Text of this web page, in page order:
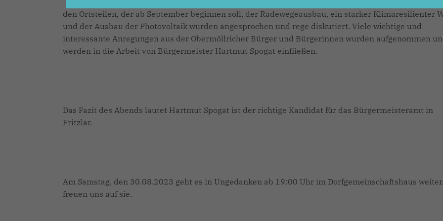
den Ortsteilen, der ab September beginnen soll, der Radewegeausbau, ein starker Klimaresilienter
und der Ausbau der Photovoltaik wurden angesprochen und rege diskutiert. Viele wichtige und
interessante Anregungen aus der Obermöllricher Bürger und Bürgerinnen wurden aufgenommen
werden in die Arbeit von Bürgermeister Hartmut Spogat einfließen.
Das Fazit des Abends lautet Hartmut Spogat ist der richtige Kandidat für das Bürgermeisteramt in
Fritzlar.
Am Samstag, den 30.08.2023 geht es in Ungedanken ab 19:00 Uhr im Dorfgemeinschaftshaus
freuen uns auf sie.